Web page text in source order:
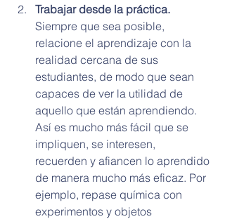
Trabajar desde la práctica.
Siempre que sea posible,
relacione el aprendizaje con la
realidad cercana de sus
estudiantes, de modo que sean
capaces de ver la utilidad de
aquello que están aprendiendo.
Así es mucho más fácil que se
impliquen, se interesen,
recuerden y afiancen lo aprendido
de manera mucho más eficaz. Por
ejemplo, repase química con
experimentos y objetos